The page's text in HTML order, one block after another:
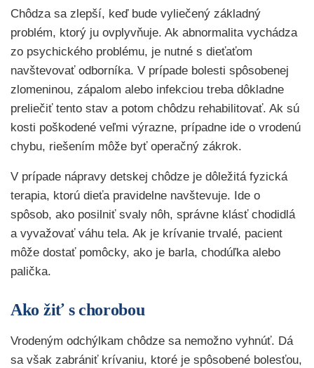
Chôdza sa zlepší, keď bude vyliečený základný
problém, ktorý ju ovplyvňuje. Ak abnormalita vychádza
zo psychického problému, je nutné s dieťaťom
navštevovať odborníka. V prípade bolesti spôsobenej
zlomeninou, zápalom alebo infekciou treba dôkladne
preliečiť tento stav a potom chôdzu rehabilitovať. Ak sú
kosti poškodené veľmi výrazne, prípadne ide o vrodenú
chybu, riešením môže byť operačný zákrok.
V prípade nápravy detskej chôdze je dôležitá fyzická
terapia, ktorú dieťa pravidelne navštevuje. Ide o
spôsob, ako posilniť svaly nôh, správne klásť chodidlá
a vyvažovať váhu tela. Ak je krívanie trvalé, pacient
môže dostať pomôcky, ako je barla, chodúľka alebo
palička.
Ako žiť s chorobou
Vrodeným odchýlkam chôdze sa nemožno vyhnúť. Dá
sa však zabrániť krívaniu, ktoré je spôsobené bolesťou,